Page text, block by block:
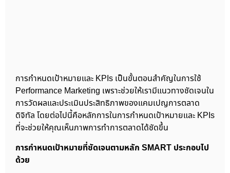
การกำหนดเป้าหมายและ KPIs เป็นขั้นตอนสำคัญในการใช้
Performance Marketing เพราะช่วยให้เรามีแนวทางชัดเจนใน
การวัดผลและประเมินประสิทธิภาพของแคมเปญการตลาด
ดิจิทัล โดยต่อไปนี้คือหลักการในการกำหนดเป้าหมายและ KPIs
ที่จะช่วยให้คุณเห็นภาพการทำการตลาดได้ชัดขึ้น
การกำหนดเป้าหมายที่ชัดเจนตามหลัก SMART ประกอบไป
ด้วย